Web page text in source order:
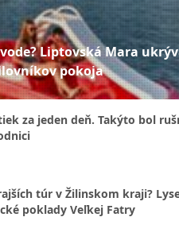
Liptovská Mara
pokoja
za jeden deň. Takýto bol
túr v Žilinskom kraji?
poklady Veľkej Fatry